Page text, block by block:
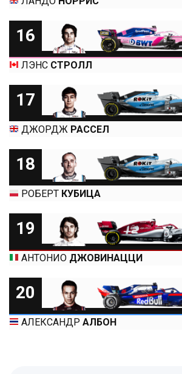
16
ЛЭНС СТРОЛЛ
17
ДЖОРДЖ РАССЕЛ
18
РОБЕРТ КУБИЦА
19
АНТОНИО ДЖОВИНАЦЦИ
20
АЛЕКСАНДР АЛБОН